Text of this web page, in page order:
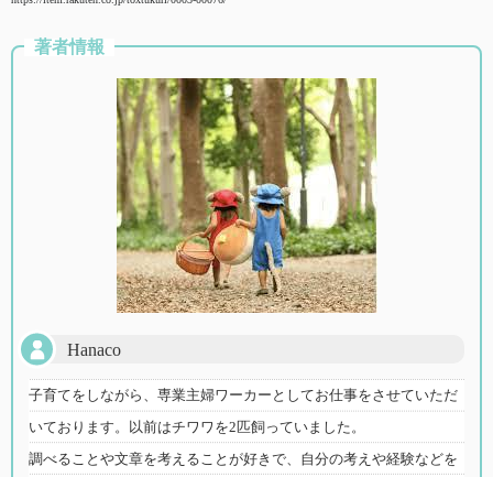
著者情報
Hanaco
子育てをしながら、専業主婦ワーカーとしてお仕事をさせていただ
いております。以前はチワワを2匹飼っていました。
調べることや文章を考えることが好きで、自分の考えや経験などを